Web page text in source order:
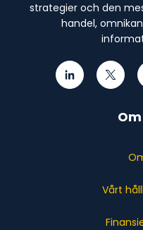
strategier och den
handel,
Vårt